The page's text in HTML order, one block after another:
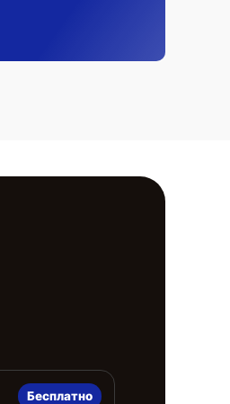
Бесплатно